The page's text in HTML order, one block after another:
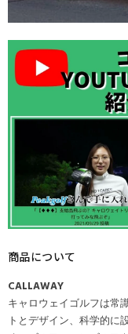
商品について
CALLAWAY
キャロウェイゴルフは常
トとデザイン、科学的に